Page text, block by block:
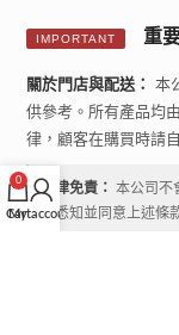
IMPORTANT 重
關於門店與配送： 本
供參考。所有產品均
律，顧客在購買時請
法律免責： 本公司不
已悉知並同意上述條
0
Cart
My account